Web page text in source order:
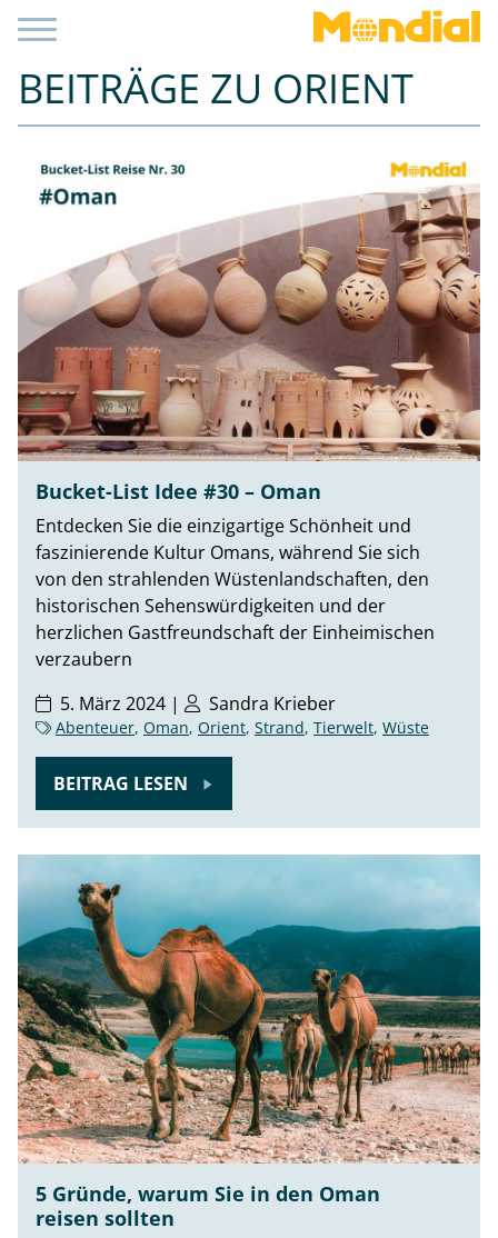
BEITRÄGE ZU ORIENT
Bucket-List Idee #30 – Oman
Entdecken Sie die einzigartige Schönheit und
faszinierende Kultur Omans, während Sie sich
von den strahlenden Wüstenlandschaften, den
historischen Sehenswürdigkeiten und der
herzlichen Gastfreundschaft der Einheimischen
verzaubern
5. März 2024 |
Sandra Krieber
Abenteuer, Oman, Orient, Strand, Tierwelt, Wüste
BEITRAG LESEN
5 Gründe, warum Sie in den Oman
reisen sollten